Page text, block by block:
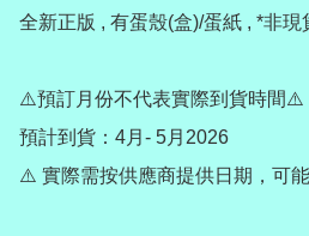
全新正版 , 有蛋殼(盒)/蛋紙 , *非現
⚠️預訂月份不代表實際到貨時間⚠️
預計到貨：4月- 5月2026
⚠️ 實際需按供應商提供日期，可